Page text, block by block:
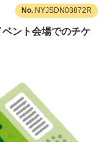
NYJSDN03872R
ベント会場でのチケ